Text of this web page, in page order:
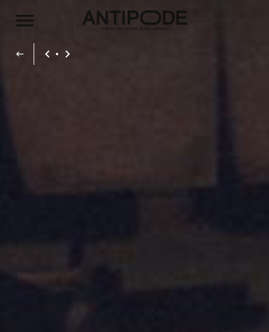
Aller au contenu principal